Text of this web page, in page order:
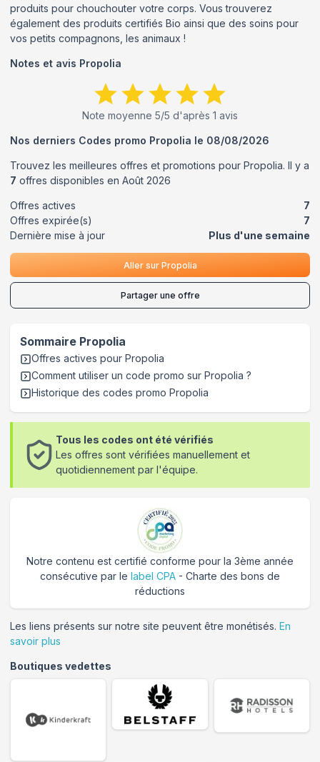
produits pour chouchouter votre corps. Vous trouverez
également des produits certifiés Bio ainsi que des soins pour
vos petits compagnons, les animaux !
Notes et avis Propolia
Note moyenne 5/5 d'après 1 avis
Nos derniers Codes promo Propolia le 08/08/2026
Trouvez les meilleures offres et promotions pour Propolia. Il y a
7 offres disponibles en Août 2026
Offres actives
7
Offres expirée(s)
7
Dernière mise à jour
Plus d'une semaine
Aller sur Propolia
Partager une offre
Sommaire Propolia
Offres actives pour Propolia
Comment utiliser un code promo sur Propolia ?
Historique des codes promo Propolia
Tous les codes ont été vérifiés
Les offres sont vérifiées manuellement et
quotidiennement par l'équipe.
Notre contenu est certifié conforme pour la 3ème année
consécutive par le label CPA - Charte des bons de
réductions
Les liens présents sur notre site peuvent être monétisés. En
savoir plus
Boutiques vedettes